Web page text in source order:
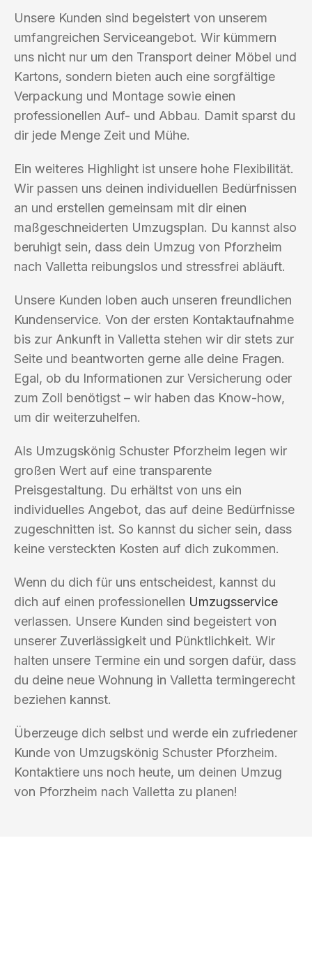
Unsere Kunden sind begeistert von unserem
umfangreichen Serviceangebot. Wir kümmern
uns nicht nur um den Transport deiner Möbel und
Kartons, sondern bieten auch eine sorgfältige
Verpackung und Montage sowie einen
professionellen Auf- und Abbau. Damit sparst du
dir jede Menge Zeit und Mühe.
Ein weiteres Highlight ist unsere hohe Flexibilität.
Wir passen uns deinen individuellen Bedürfnissen
an und erstellen gemeinsam mit dir einen
maßgeschneiderten Umzugsplan. Du kannst also
beruhigt sein, dass dein Umzug von Pforzheim
nach Valletta reibungslos und stressfrei abläuft.
Unsere Kunden loben auch unseren freundlichen
Kundenservice. Von der ersten Kontaktaufnahme
bis zur Ankunft in Valletta stehen wir dir stets zur
Seite und beantworten gerne alle deine Fragen.
Egal, ob du Informationen zur Versicherung oder
zum Zoll benötigst – wir haben das Know-how,
um dir weiterzuhelfen.
Als Umzugskönig Schuster Pforzheim legen wir
großen Wert auf eine transparente
Preisgestaltung. Du erhältst von uns ein
individuelles Angebot, das auf deine Bedürfnisse
zugeschnitten ist. So kannst du sicher sein, dass
keine versteckten Kosten auf dich zukommen.
Wenn du dich für uns entscheidest, kannst du
dich auf einen professionellen Umzugsservice
verlassen. Unsere Kunden sind begeistert von
unserer Zuverlässigkeit und Pünktlichkeit. Wir
halten unsere Termine ein und sorgen dafür, dass
du deine neue Wohnung in Valletta termingerecht
beziehen kannst.
Überzeuge dich selbst und werde ein zufriedener
Kunde von Umzugskönig Schuster Pforzheim.
Kontaktiere uns noch heute, um deinen Umzug
von Pforzheim nach Valletta zu planen!